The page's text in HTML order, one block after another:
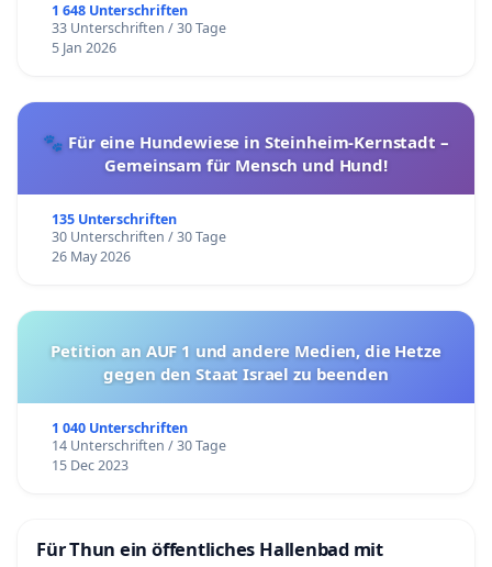
1 648 Unterschriften
33 Unterschriften / 30 Tage
5 Jan 2026
🐾 Für eine Hundewiese in Steinheim-Kernstadt –
Gemeinsam für Mensch und Hund!
135 Unterschriften
30 Unterschriften / 30 Tage
26 May 2026
Petition an AUF 1 und andere Medien, die Hetze
gegen den Staat Israel zu beenden
1 040 Unterschriften
14 Unterschriften / 30 Tage
15 Dec 2023
Für Thun ein öffentliches Hallenbad mit